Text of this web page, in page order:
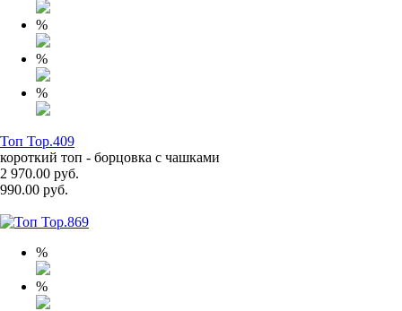
%
%
%
Топ Top.409
короткий топ - борцовка с чашками
2 970.00 руб.
990.00 руб.
%
%